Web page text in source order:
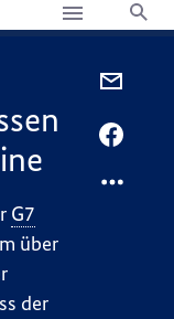
G7
über
der